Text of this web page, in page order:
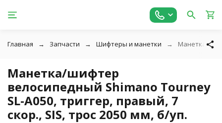
Главная Запчасти Шифтеры и манетки Манетка/
Манетка/шифтер
велосипедный Shimano Tourney
SL-A050, триггер, правый, 7
скор., SIS, трос 2050 мм, б/уп.